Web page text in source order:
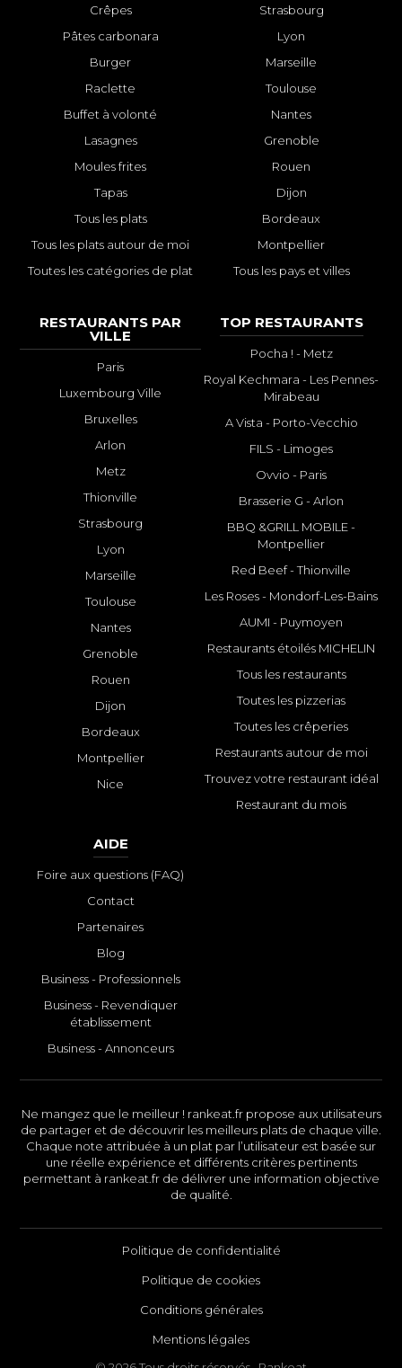
Crêpes
Pâtes carbonara
Burger
Raclette
Buffet à volonté
Lasagnes
Moules frites
Tapas
Tous les plats
Tous les plats autour de moi
Toutes les catégories de plat
Strasbourg
Lyon
Marseille
Toulouse
Nantes
Grenoble
Rouen
Dijon
Bordeaux
Montpellier
Tous les pays et villes
RESTAURANTS PAR
VILLE
Paris
Luxembourg Ville
Bruxelles
Arlon
Metz
Thionville
Strasbourg
Lyon
Marseille
Toulouse
Nantes
Grenoble
Rouen
Dijon
Bordeaux
Montpellier
Nice
TOP RESTAURANTS
Pocha ! - Metz
Royal Kechmara - Les Pennes-
Mirabeau
A Vista - Porto-Vecchio
FILS - Limoges
Ovvio - Paris
Brasserie G - Arlon
BBQ &GRILL MOBILE -
Montpellier
Red Beef - Thionville
Les Roses - Mondorf-Les-Bains
AUMI - Puymoyen
Restaurants étoilés MICHELIN
Tous les restaurants
Toutes les pizzerias
Toutes les crêperies
Restaurants autour de moi
Trouvez votre restaurant idéal
Restaurant du mois
AIDE
Foire aux questions (FAQ)
Contact
Partenaires
Blog
Business - Professionnels
Business - Revendiquer
établissement
Business - Annonceurs
Ne mangez que le meilleur ! rankeat.fr propose aux utilisateurs
de partager et de découvrir les meilleurs plats de chaque ville.
Chaque note attribuée à un plat par l’utilisateur est basée sur
une réelle expérience et différents critères pertinents
permettant à rankeat.fr de délivrer une information objective
de qualité.
Politique de confidentialité
Politique de cookies
Conditions générales
Mentions légales